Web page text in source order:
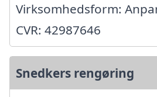
Virksomhedsform:
CVR: 42987646
Snedkers rengøring